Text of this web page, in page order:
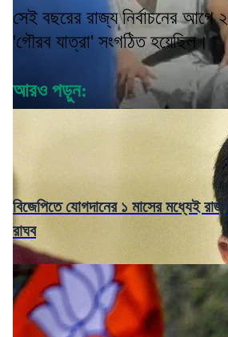
সেই বছরের রাজ্য নির্বাচনের আগে
'গৌরব যাত্রা' সংগঠিত হয়েছিল।
আরও পড়ুন:
বিজেপিতে যোগদানের ১ মাসের মধ্যেই
রাঘব